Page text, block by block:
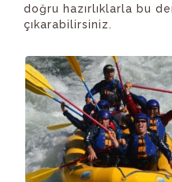
doğru hazırlıklarla bu
çıkarabilirsiniz.